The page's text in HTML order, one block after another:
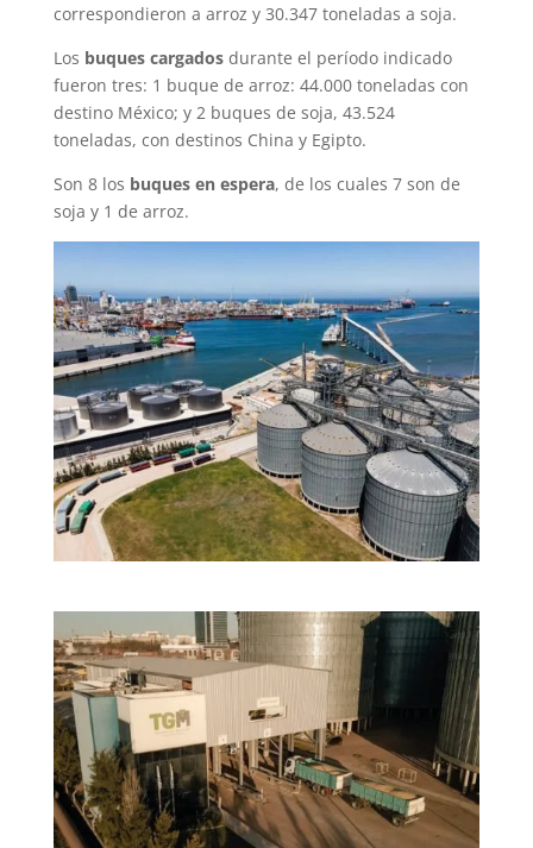
correspondieron a arroz y 30.347 toneladas a soja.
Los buques cargadosdurante el período indicado
fueron tres: 1 buque de arroz: 44.000 toneladas con
destino México; y 2 buques de soja, 43.524
toneladas, con destinos China y Egipto.
Son 8 los buques en espera, de los cuales 7 son de
soja y 1 de arroz.